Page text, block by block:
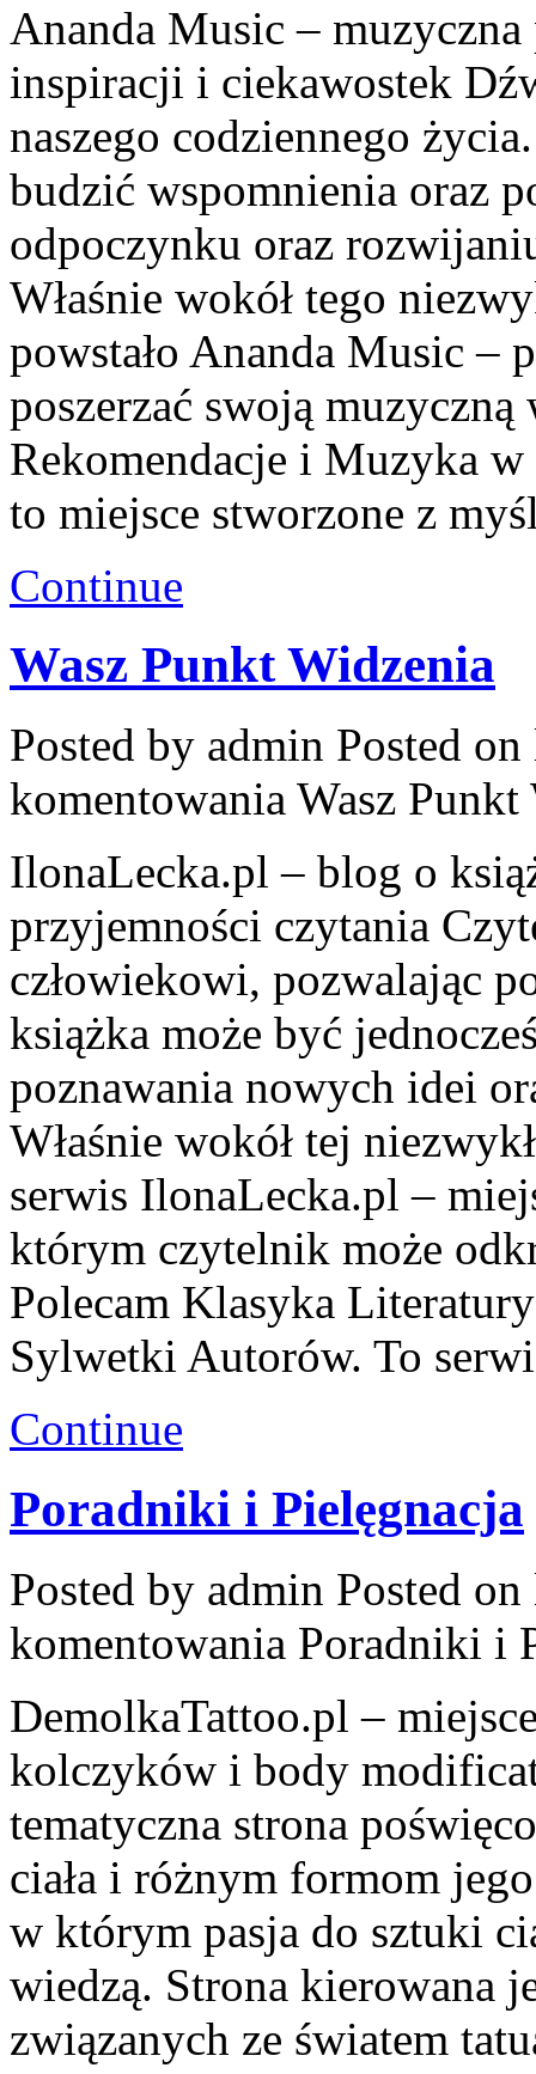
Ananda Music – muzyczna
inspiracji i ciekawostek
naszego codziennego
budzić wspomnienia oraz
odpoczynku oraz
Właśnie wokół tego
powstało Ananda Music –
poszerzać swoją
Rekomendacje i Muzyka
to miejsce stworzone z
Continue
Wasz Punkt Widzenia
Posted by admin Posted
komentowania Wasz Punkt
IlonaLecka.pl – blog o
przyjemności czytania
człowiekowi, pozwalając
książka może być
poznawania nowych idei
Właśnie wokół tej
serwis IlonaLecka.pl –
którym czytelnik może
Polecam Klasyka
Sylwetki Autorów. To
Continue
Poradniki i Pielęgnacja
Posted by admin Posted
komentowania Poradniki i
DemolkaTattoo.pl –
kolczyków i body
tematyczna strona
ciała i różnym formom
w którym pasja do sztuki
wiedzą. Strona kierowana
związanych ze światem